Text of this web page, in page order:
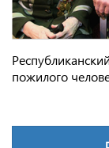
пожилого